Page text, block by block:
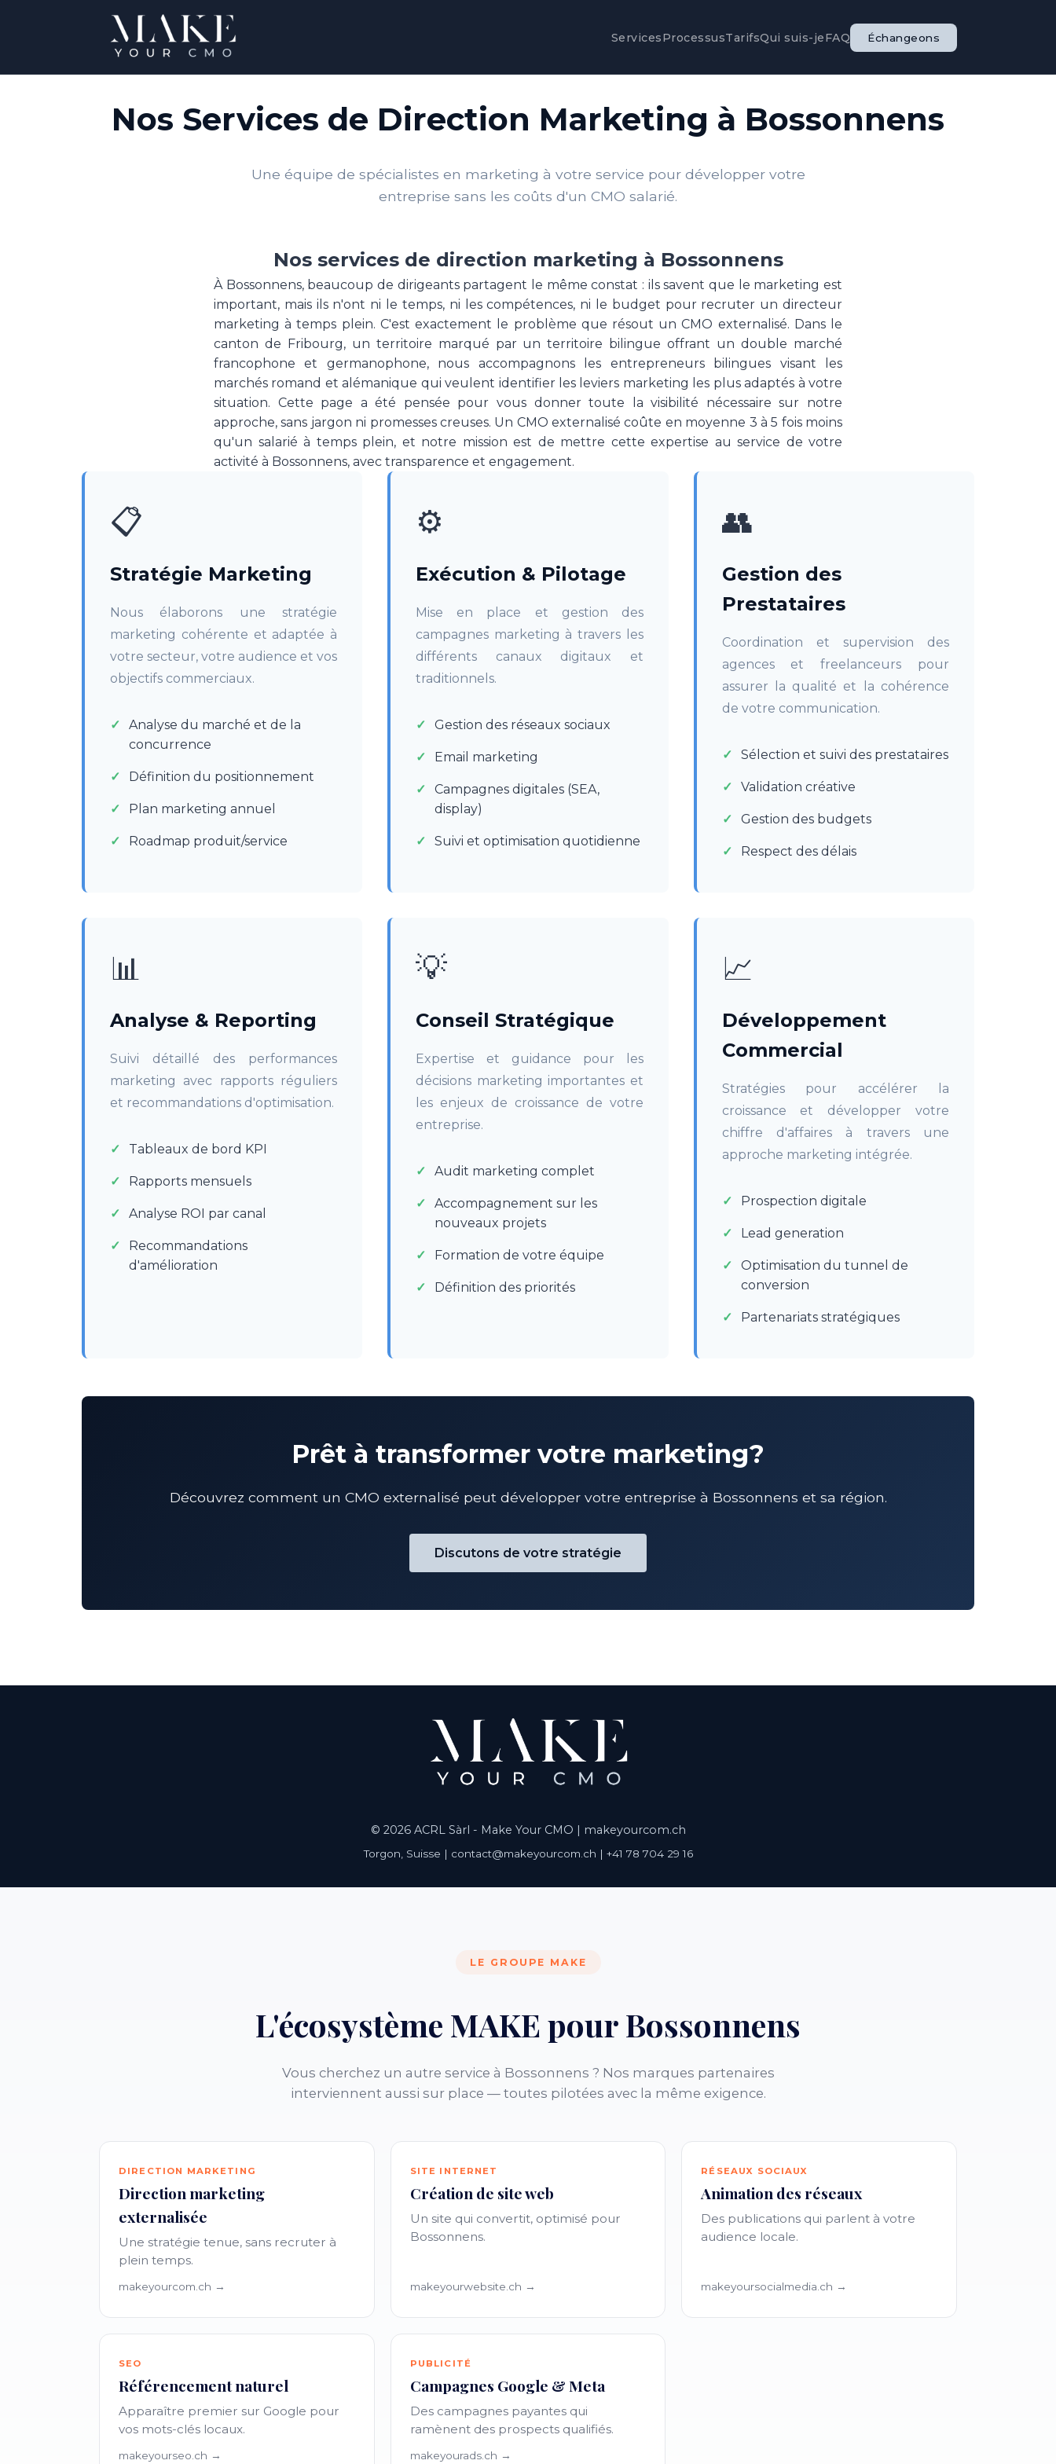
ServicesProcessusTarifsQui suis-jeFAQ Échangeons
Nos Services de Direction Marketing à Bossonnens
Une équipe de spécialistes en marketing à votre service pour développer votre
entreprise sans les coûts d'un CMO salarié.
Nos services de direction marketing à Bossonnens
À Bossonnens, beaucoup de dirigeants partagent le même constat : ils savent que le marketing est
important, mais ils n'ont ni le temps, ni les compétences, ni le budget pour recruter un directeur
marketing à temps plein. C'est exactement le problème que résout un CMO externalisé. Dans le
canton de Fribourg, un territoire marqué par un territoire bilingue offrant un double marché
francophone et germanophone, nous accompagnons les entrepreneurs bilingues visant les
marchés romand et alémanique qui veulent identifier les leviers marketing les plus adaptés à votre
situation. Cette page a été pensée pour vous donner toute la visibilité nécessaire sur notre
approche, sans jargon ni promesses creuses. Un CMO externalisé coûte en moyenne 3 à 5 fois moins
qu'un salarié à temps plein, et notre mission est de mettre cette expertise au service de votre
activité à Bossonnens, avec transparence et engagement.
📋
Stratégie Marketing
Nous élaborons une stratégie
marketing cohérente et adaptée à
votre secteur, votre audience et vos
objectifs commerciaux.
Analyse du marché et de la
concurrence
Définition du positionnement
Plan marketing annuel
Roadmap produit/service
⚙️
Exécution & Pilotage
Mise en place et gestion des
campagnes marketing à travers les
différents canaux digitaux et
traditionnels.
Gestion des réseaux sociaux
Email marketing
Campagnes digitales (SEA,
display)
Suivi et optimisation quotidienne
👥
Gestion des
Prestataires
Coordination et supervision des
agences et freelanceurs pour
assurer la qualité et la cohérence
de votre communication.
Sélection et suivi des prestataires
Validation créative
Gestion des budgets
Respect des délais
📊
Analyse & Reporting
Suivi détaillé des performances
marketing avec rapports réguliers
et recommandations d'optimisation.
Tableaux de bord KPI
Rapports mensuels
Analyse ROI par canal
Recommandations
d'amélioration
💡
Conseil Stratégique
Expertise et guidance pour les
décisions marketing importantes et
les enjeux de croissance de votre
entreprise.
Audit marketing complet
Accompagnement sur les
nouveaux projets
Formation de votre équipe
Définition des priorités
📈
Développement
Commercial
Stratégies pour accélérer la
croissance et développer votre
chiffre d'affaires à travers une
approche marketing intégrée.
Prospection digitale
Lead generation
Optimisation du tunnel de
conversion
Partenariats stratégiques
Prêt à transformer votre marketing?
Découvrez comment un CMO externalisé peut développer votre entreprise à Bossonnens et sa région.
Discutons de votre stratégie
© 2026 ACRL Sàrl - Make Your CMO | makeyourcom.ch
Torgon, Suisse | contact@makeyourcom.ch | +41 78 704 29 16
LE GROUPE MAKE
L'écosystème MAKE pour Bossonnens
Vous cherchez un autre service à Bossonnens ? Nos marques partenaires
interviennent aussi sur place — toutes pilotées avec la même exigence.
DIRECTION MARKETING
Direction marketing
externalisée
Une stratégie tenue, sans recruter à
plein temps.
makeyourcom.ch →
SITE INTERNET
Création de site web
Un site qui convertit, optimisé pour
Bossonnens.
makeyourwebsite.ch →
RÉSEAUX SOCIAUX
Animation des réseaux
Des publications qui parlent à votre
audience locale.
makeyoursocialmedia.ch →
SEO
Référencement naturel
Apparaître premier sur Google pour
vos mots-clés locaux.
makeyourseo.ch →
PUBLICITÉ
Campagnes Google & Meta
Des campagnes payantes qui
ramènent des prospects qualifiés.
makeyourads.ch →